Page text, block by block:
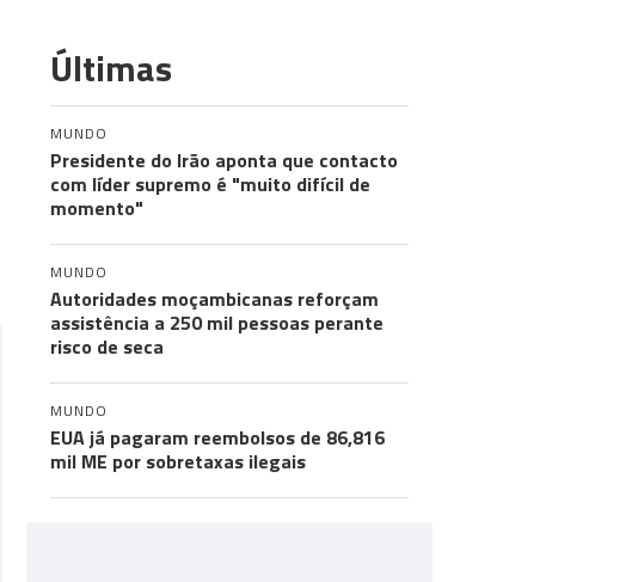
Últimas
MUNDO
Presidente do Irão aponta que contacto
com líder supremo é "muito difícil de
momento"
MUNDO
Autoridades moçambicanas reforçam
assistência a 250 mil pessoas perante
risco de seca
MUNDO
EUA já pagaram reembolsos de 86,816
mil ME por sobretaxas ilegais